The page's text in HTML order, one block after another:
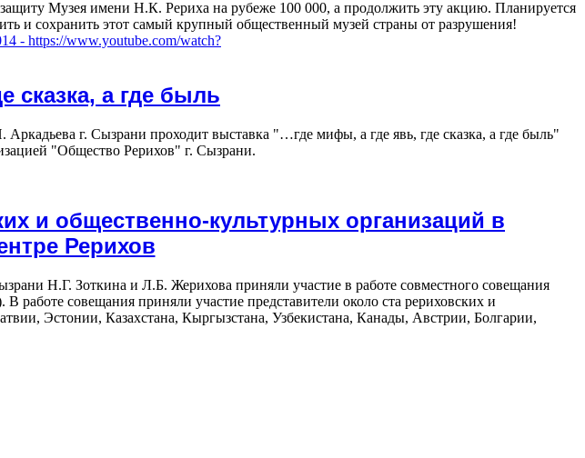
Музея имени Н.К. Рериха на рубеже 100 000, а продолжить эту акцию. Планируется
и сохранить этот самый крупный общественный музей страны от разрушения!
- https://www.youtube.com/watch?
сказка, а где быль
г. Сызрани проходит выставка "…где мифы, а где явь, где сказка, а где быль"
"Общество Рерихов" г. Сызрани.
и общественно-культурных организаций в
Рерихов
Н.Г. Зоткина и Л.Б. Жерихова приняли участие в работе совместного совещания
совещания приняли участие представители около ста рериховских и
Эстонии, Казахстана, Кыргызстана, Узбекистана, Канады, Австрии, Болгарии,